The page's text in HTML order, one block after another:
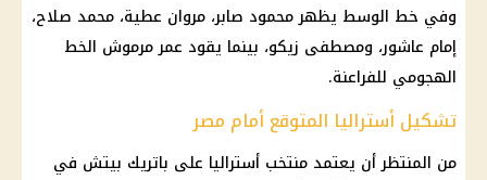
وفي خط الوسط يظهر محمود صابر، مروان عطية، محمد صلاح،
إمام عاشور، ومصطفى زيكو، بينما يقود عمر مرموش الخط
الهجومي للفراعنة.
تشكيل أستراليا المتوقع أمام مصر
من المنتظر أن يعتمد منتخب أستراليا على باتريك بيتش في